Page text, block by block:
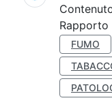
Rapporto
FUMO